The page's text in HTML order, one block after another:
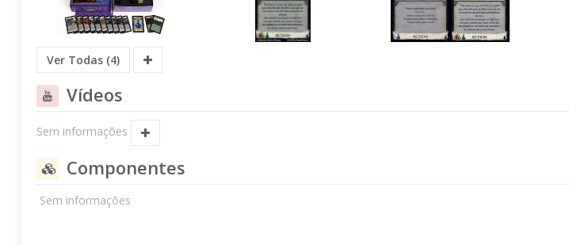
Ver Todas (4)
Vídeos
Sem informações
Componentes
Sem informações